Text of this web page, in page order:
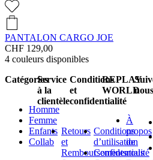
PANTALON CARGO JOE
CHF 129,00
4 couleurs disponibles
Catégories
Homme
Femme
Enfants
Collab
Service
à la
clientèle
Retours
et
Remboursements
Conditions
et
confidentialité
Conditions
d’utilisation
Confidentialité
REPLAY
WORLD
À
propos
de
nous
nous